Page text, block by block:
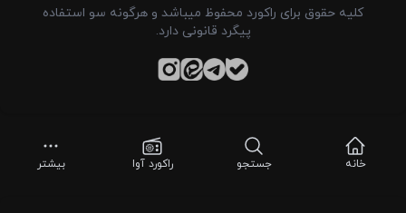
کلیه حقوق برای راکورد محفوظ میباشد و هرگونه سو استفاده
پیگرد قانونی دارد.
خانه جستجو راکورد آوا بیشتر